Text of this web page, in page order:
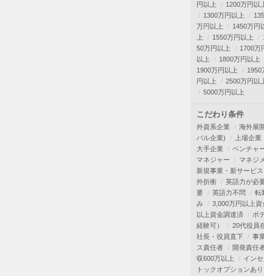
円以上
1200万円以
1300万円以上
万円以上
1450万円
上
1550万円以上
50万円以上
1700万
以上
1800万円以上
1900万円以上
1950
円以上
2500万円以
5000万円以上
こだわり条件
外資系企業
海外展
バル企業)
上場企業
大手企業
ベンチャ
マネジャー
マネジ
新規事業・新サービス
外折衝
英語力が必
要
英語力不問 転
み
3,000万円以上資
以上資金調達済
ポ
経験可）
20代役員
社長・役員直下
事
ス責任者
開発責任
収600万以上
イン
トックオプションあり